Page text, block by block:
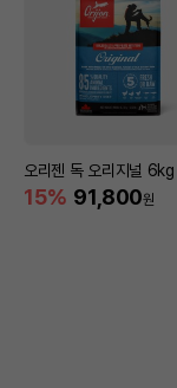
오리젠 독 오리지널 6kg
15% 91,800원